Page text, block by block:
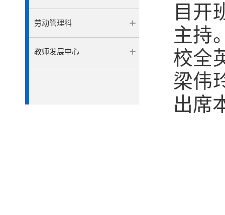
劳动管理科
教师发展中心
目开
主持
校全
梁伟
出席